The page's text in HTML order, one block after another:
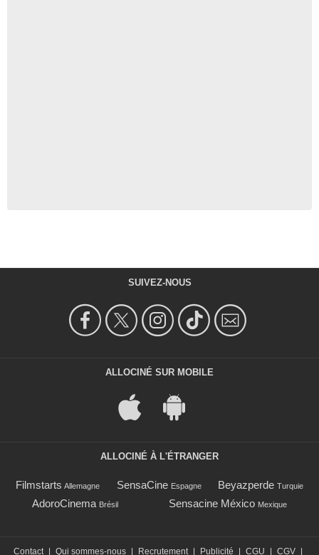
SUIVEZ-NOUS
ALLOCINÉ SUR MOBILE
ALLOCINÉ À L'ÉTRANGER
Filmstarts Allemagne SensaCine Espagne Beyazperde Turquie
AdoroCinema Brésil Sensacine México Mexique
Contact Qui sommes-nous Recrutement Publicité CGU CGV